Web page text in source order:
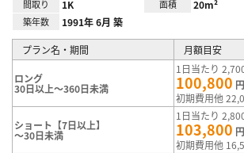
間取り 1K 面積 20m²
築年数 1991年 6月 築
プラン名・期間 月額目安
ロング
30日以上～360日未満
1日当たり
100,800
初期費用他
ショート【7日以上】
～30日未満
1日当たり
103,800
初期費用他